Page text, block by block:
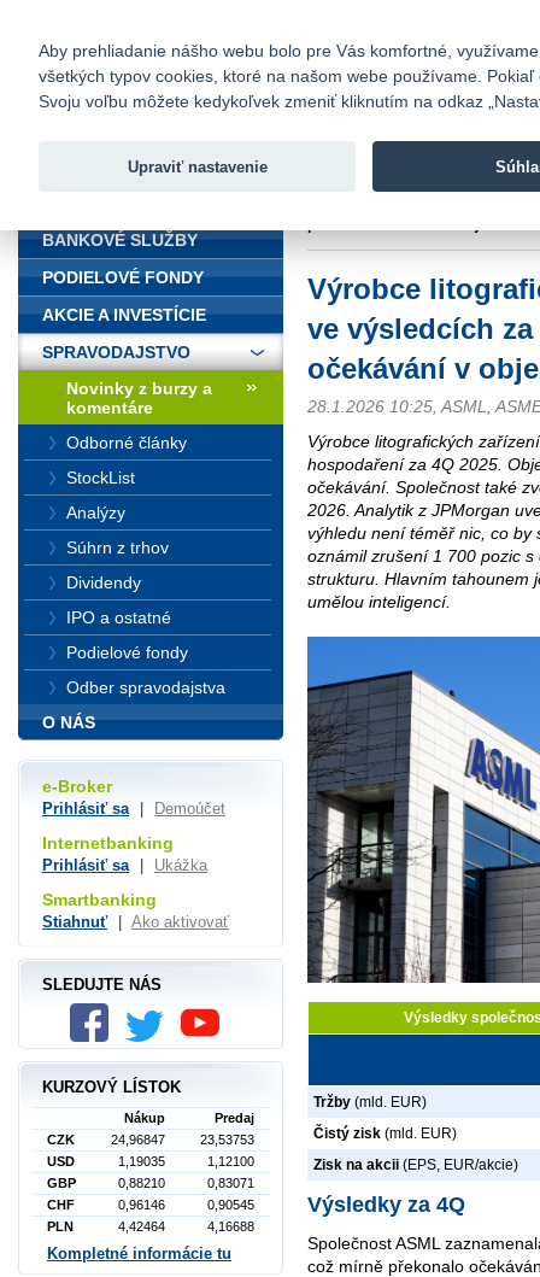
Fio banka
Fio banka
Výrobce
ve výsledcích
očekávání v
28.1.2026 10:25, ASML,
Výrobce litografických
hospodaření za 4Q 2025.
očekávání. Společnost také
2026. Analytik z JPMorgan
výhledu není téměř nic, co by
oznámil zrušení 1 700 pozic
strukturu. Hlavním tahounem
umělou inteligencí.
Výsledky
Tržby (mld. EUR)
Čistý zisk (mld. EUR)
Zisk na akcii (EPS, EUR/akcie)
Výsledky za 4Q
Společnost ASML
což mírně překonalo
BANKOVÉ SLUŽBY
PODIELOVÉ FONDY
AKCIE A INVESTÍCIE
SPRAVODAJSTVO
Novinky z burzy a
komentáre
Odborné články
StockList
Analýzy
Súhrn z trhov
Dividendy
IPO a ostatné
Podielové fondy
Odber spravodajstva
O NÁS
e-Broker
Prihlásiť sa Demoúčet
Internetbanking
Prihlásiť sa Ukážka
Smartbanking
Stiahnuť Ako aktivovať
SLEDUJTE NÁS
KURZOVÝ LÍSTOK
Nákup
Predaj
CZK
24,96847
23,53753
USD
1,19035
1,12100
GBP
0,88210
0,83071
CHF
0,96146
0,90545
PLN
4,42464 4,16688
Kompletné informácie tu
Aby prehliadanie nášho webu bolo pre Vás komfortné,
všetkých typov cookies, ktoré na našom webe používame.
Svoju voľbu môžete kedykoľvek zmeniť kliknutím na odkaz
Upraviť nastavenie